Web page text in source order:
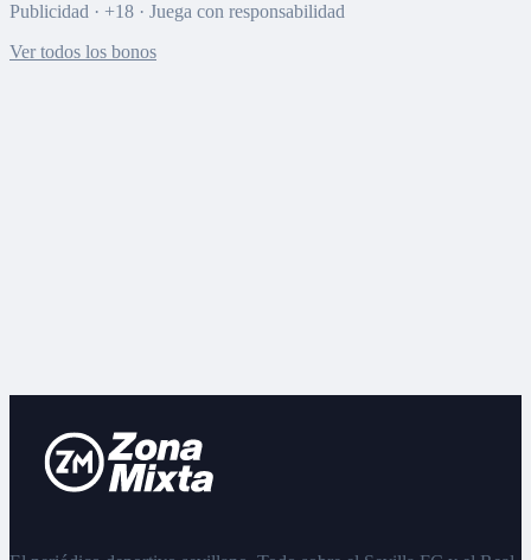
Publicidad · +18 · Juega con responsabilidad
Ver todos los bonos